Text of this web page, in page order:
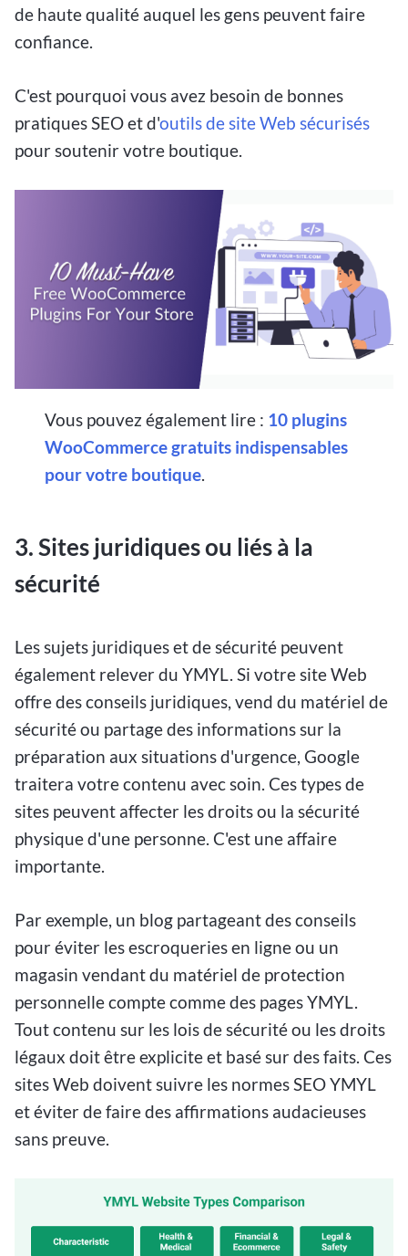
de haute qualité auquel les gens peuvent faire
confiance.
C'est pourquoi vous avez besoin de bonnes
pratiques SEO et d'outils de site Web sécurisés
pour soutenir votre boutique.
Vous pouvez également lire : 10 plugins
WooCommerce gratuits indispensables
pour votre boutique.
3. Sites juridiques ou liés à la
sécurité
Les sujets juridiques et de sécurité peuvent
également relever du YMYL. Si votre site Web
offre des conseils juridiques, vend du matériel de
sécurité ou partage des informations sur la
préparation aux situations d'urgence, Google
traitera votre contenu avec soin. Ces types de
sites peuvent affecter les droits ou la sécurité
physique d'une personne. C'est une affaire
importante.
Par exemple, un blog partageant des conseils
pour éviter les escroqueries en ligne ou un
magasin vendant du matériel de protection
personnelle compte comme des pages YMYL.
Tout contenu sur les lois de sécurité ou les droits
légaux doit être explicite et basé sur des faits. Ces
sites Web doivent suivre les normes SEO YMYL
et éviter de faire des affirmations audacieuses
sans preuve.